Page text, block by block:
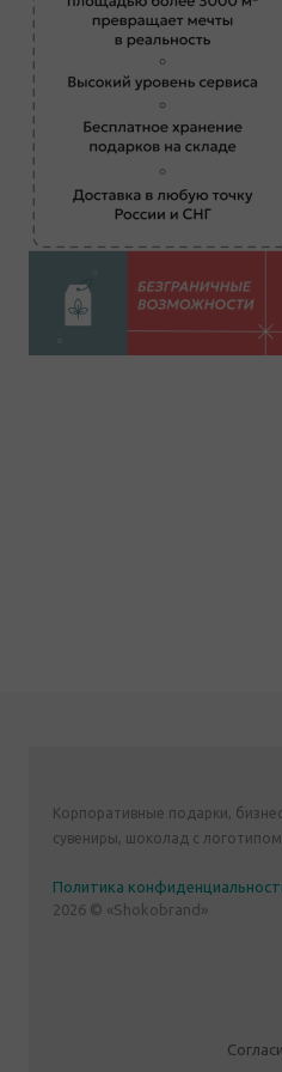
Корпоративные подарки, бизнес
сувениры, шоколад с логотипом
Политика
2026 © «Shokobrand»